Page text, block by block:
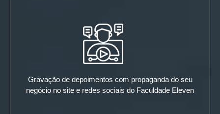
Gravação de depoimentos com propaganda do seu
negócio no site e redes sociais do Faculdade Eleven